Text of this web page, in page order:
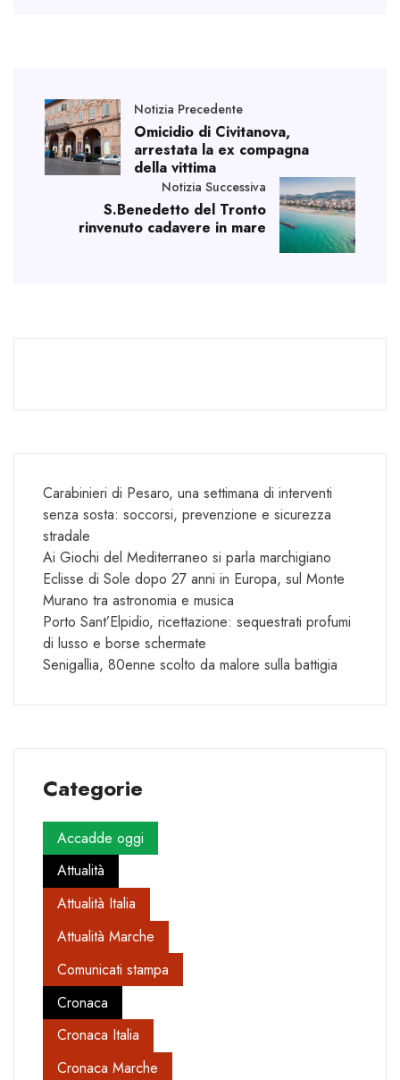
Notizia Precedente
Omicidio di Civitanova,
arrestata la ex compagna
della vittima
Notizia Successiva
S.Benedetto del Tronto
rinvenuto cadavere in mare
Carabinieri di Pesaro, una settimana di interventi
senza sosta: soccorsi, prevenzione e sicurezza
stradale
Ai Giochi del Mediterraneo si parla marchigiano
Eclisse di Sole dopo 27 anni in Europa, sul Monte
Murano tra astronomia e musica
Porto Sant’Elpidio, ricettazione: sequestrati profumi
di lusso e borse schermate
Senigallia, 80enne scolto da malore sulla battigia
Categorie
Accadde oggi
Attualità
Attualità Italia
Attualità Marche
Comunicati stampa
Cronaca
Cronaca Italia
Cronaca Marche